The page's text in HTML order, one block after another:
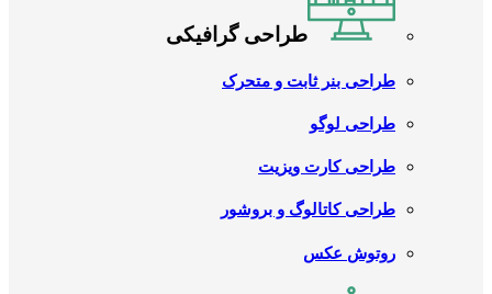
طراحی گرافیکی
طراحی بنر ثابت و متحرک
طراحی لوگو
طراحی کارت ویزیت
طراحی کاتالوگ و بروشور
روتوش عکس